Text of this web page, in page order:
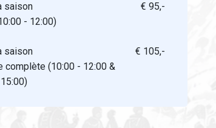
saison
- 12:00)
€ 95,-
saison
complète (10:00 - 12:00 &
€ 105,-